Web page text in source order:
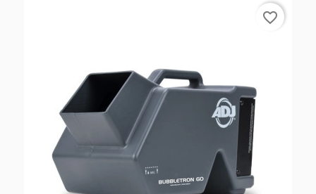
favorite_border